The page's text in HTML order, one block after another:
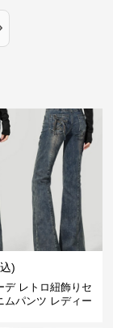
)
デ レトロ紐飾りセ
ムパンツ レディー